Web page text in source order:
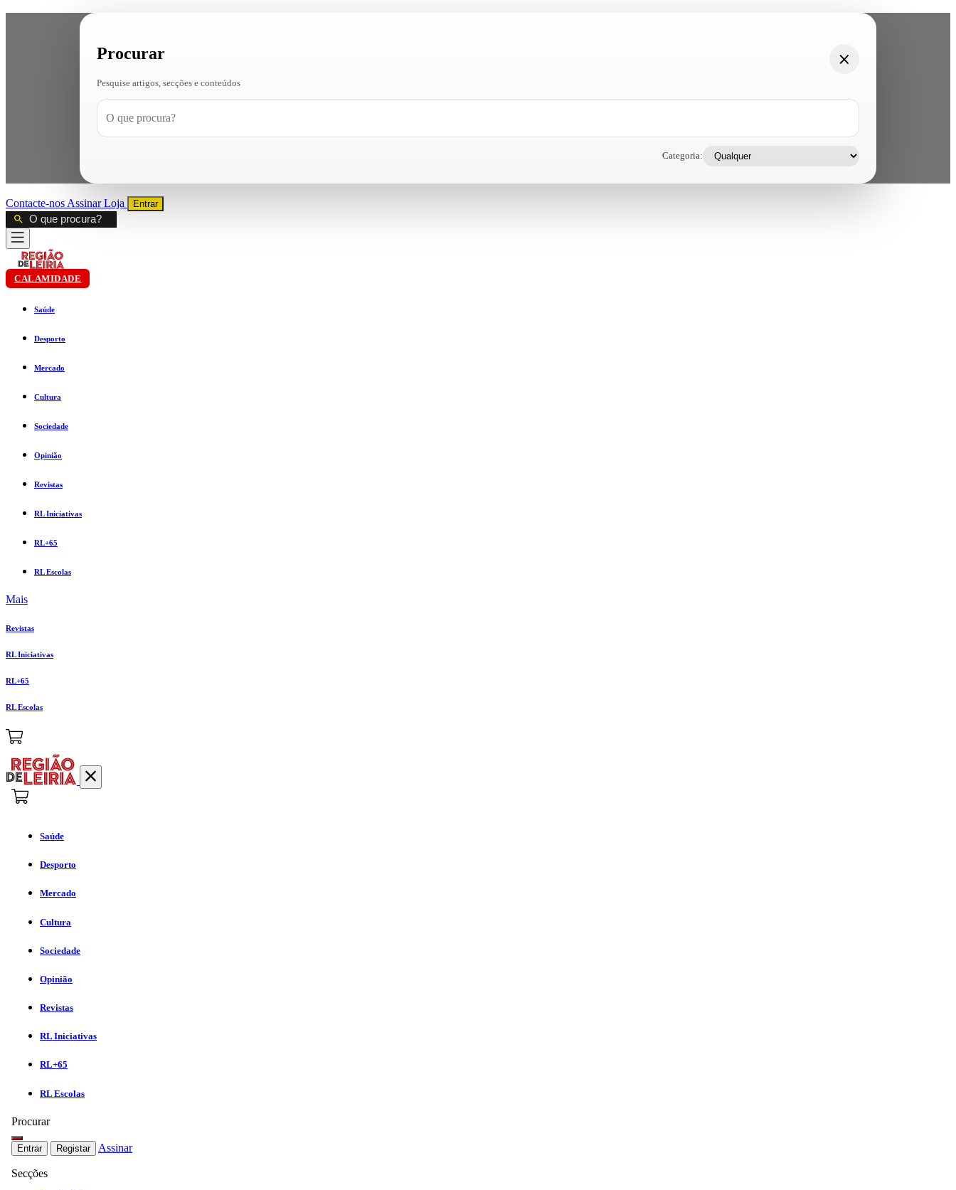
Procurar
Pesquise artigos, secções e conteúdos
Categoria:
Contacte-nos AssinarLoja Entrar
CALAMIDADE
Saúde
Desporto
Mercado
Cultura
Sociedade
Opinião
Revistas
RL Iniciativas
RL+65
RL Escolas
Mais
Revistas
RL Iniciativas
RL+65
RL Escolas
Saúde
Desporto
Mercado
Cultura
Sociedade
Opinião
Revistas
RL Iniciativas
RL+65
RL Escolas
Procurar
Entrar Registar Assinar
Secções